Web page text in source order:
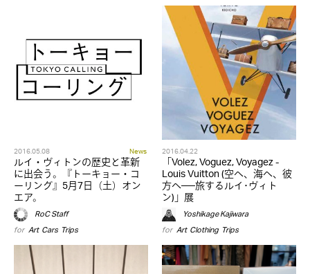
2016.05.08 News
ルイ・ヴィトンの歴史と革新
に出会う。『トーキョー・コ
ーリング』5月7日（土）オン
エア。
RoC Staff
for Art,Cars, Trips
2016.04.22
「Volez, Voguez, Voyagez -
Louis Vuitton (空へ、海へ、彼
方へ──旅するルイ･ヴィト
ン)」展
Yoshikage Kajiwara
for Art,Clothing, Trips